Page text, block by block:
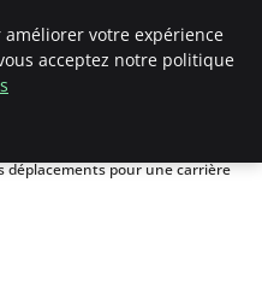
déplacements pour une carrière
votre expérience
acceptez notre politique